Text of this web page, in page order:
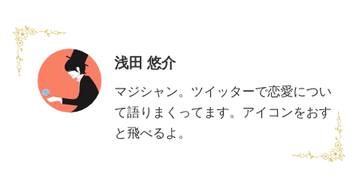
浅田 悠介
マジシャン。ツイッターで恋愛につい
て語りまくってます。アイコンをおす
と飛べるよ。